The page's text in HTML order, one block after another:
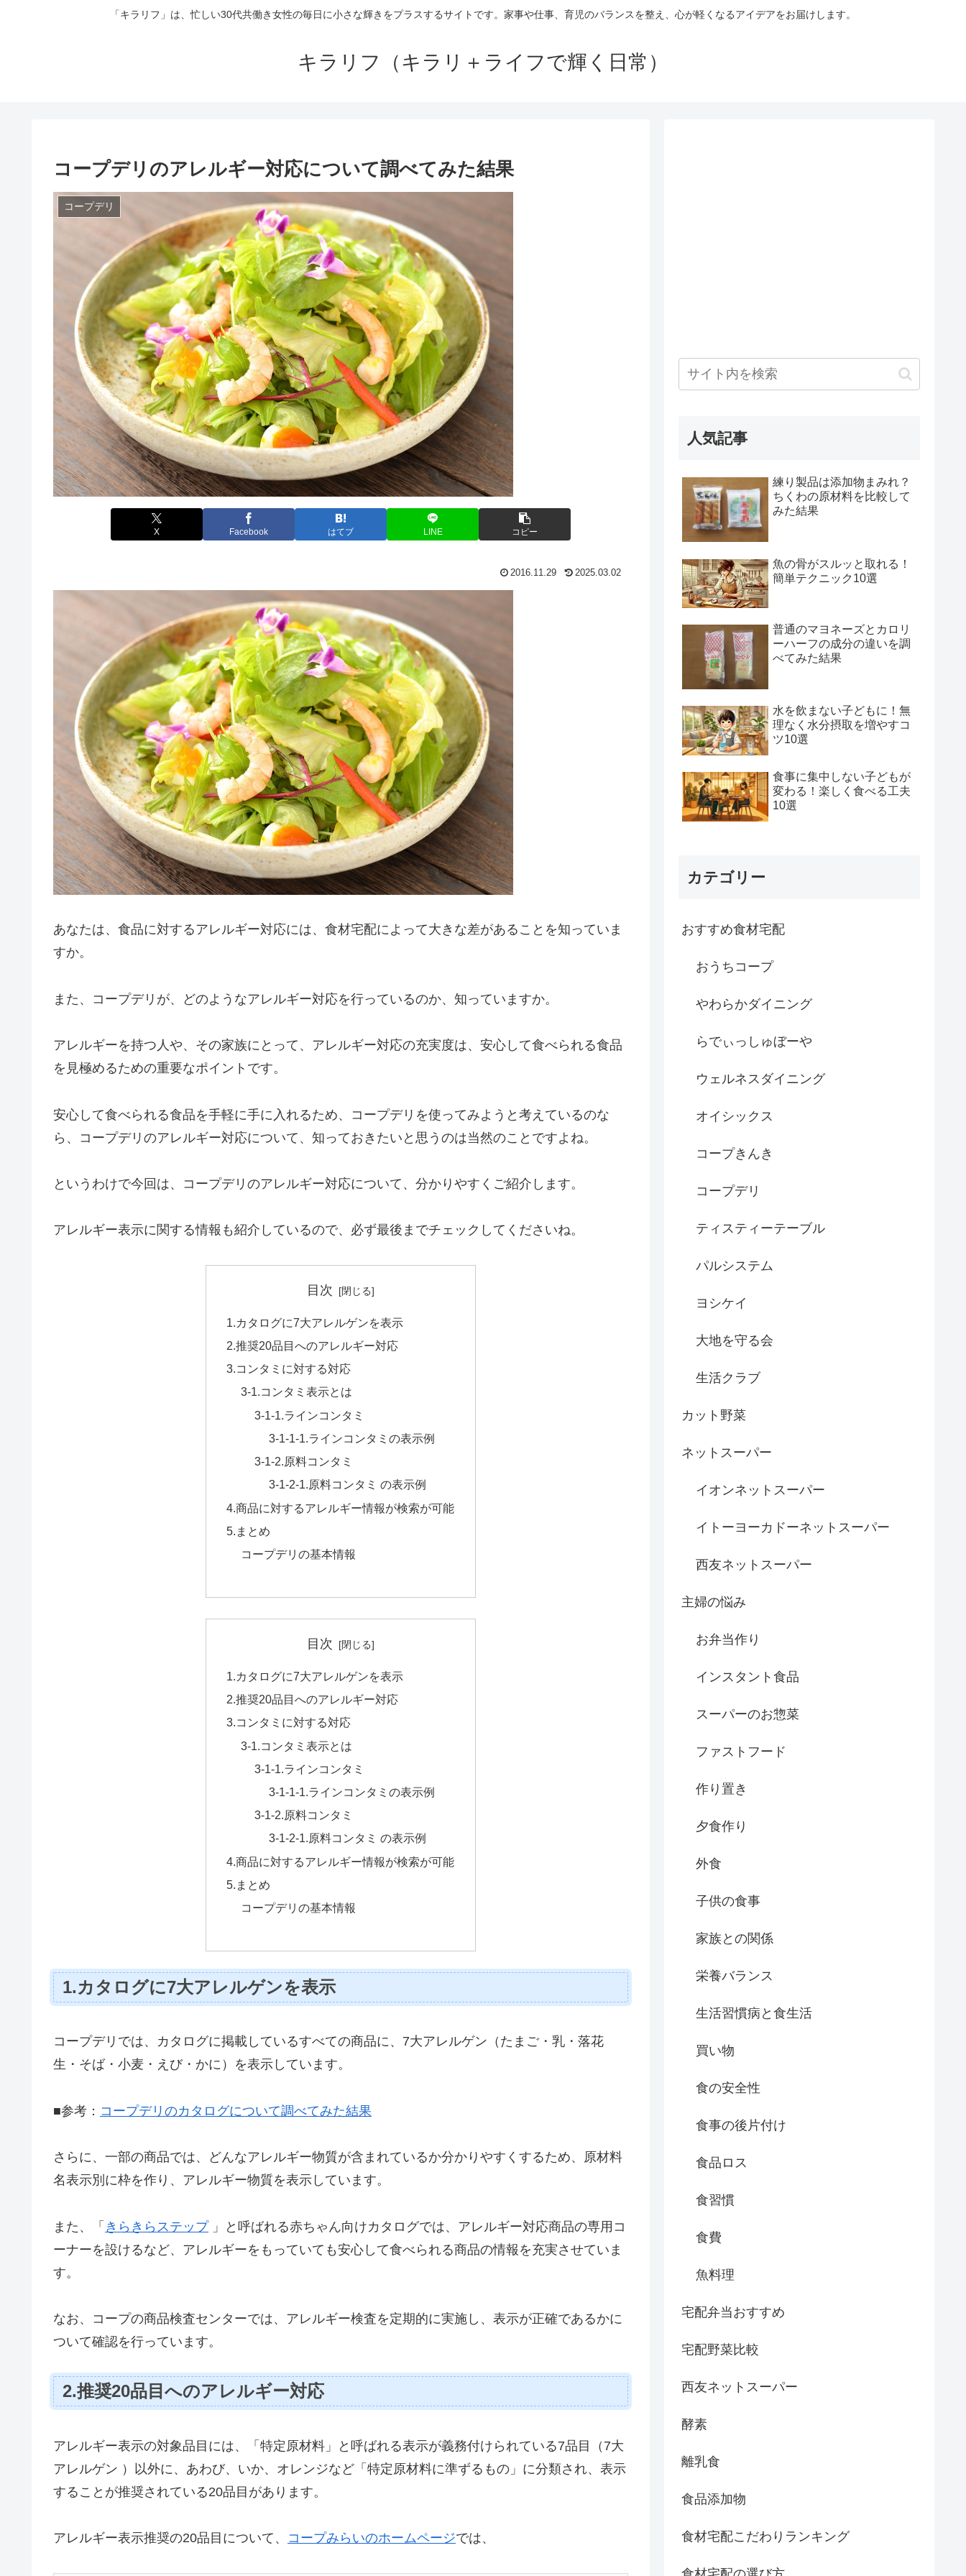
「キラリフ」は、忙しい30代共働き女性の毎日に小さな輝きをプラスするサイトです。家事や仕事、育児のバランスを整え、心が軽くなるアイデアをお届けします。
キラリフ（キラリ＋ライフで輝く日常）
コープデリのアレルギー対応について調べてみた結果
コープデリ
X Facebook はてブ LINE コピー
2016.11.29 2025.03.02
あなたは、食品に対するアレルギー対応には、食材宅配によって大きな差があることを知っていま
すか。
また、コープデリが、どのようなアレルギー対応を行っているのか、知っていますか。
アレルギーを持つ人や、その家族にとって、アレルギー対応の充実度は、安心して食べられる食品
を見極めるための重要なポイントです。
安心して食べられる食品を手軽に手に入れるため、コープデリを使ってみようと考えているのな
ら、コープデリのアレルギー対応について、知っておきたいと思うのは当然のことですよね。
というわけで今回は、コープデリのアレルギー対応について、分かりやすくご紹介します。
アレルギー表示に関する情報も紹介しているので、必ず最後までチェックしてくださいね。
目次
1.カタログに7大アレルゲンを表示
2.推奨20品目へのアレルギー対応
3.コンタミに対する対応
3-1.コンタミ表示とは
3-1-1.ラインコンタミ
3-1-1-1.ラインコンタミの表示例
3-1-2.原料コンタミ
3-1-2-1.原料コンタミ の表示例
4.商品に対するアレルギー情報が検索が可能
5.まとめ
コープデリの基本情報
目次
1.カタログに7大アレルゲンを表示
2.推奨20品目へのアレルギー対応
3.コンタミに対する対応
3-1.コンタミ表示とは
3-1-1.ラインコンタミ
3-1-1-1.ラインコンタミの表示例
3-1-2.原料コンタミ
3-1-2-1.原料コンタミ の表示例
4.商品に対するアレルギー情報が検索が可能
5.まとめ
コープデリの基本情報
1.カタログに7大アレルゲンを表示
コープデリでは、カタログに掲載しているすべての商品に、7大アレルゲン（たまご・乳・落花
生・そば・小麦・えび・かに）を表示しています。
■参考： コープデリのカタログについて調べてみた結果
さらに、一部の商品では、どんなアレルギー物質が含まれているか分かりやすくするため、原材料
名表示別に枠を作り、アレルギー物質を表示しています。
また、「 きらきらステップ」と呼ばれる赤ちゃん向けカタログでは、アレルギー対応商品の専用コ
ーナーを設けるなど、アレルギーをもっていても安心して食べられる商品の情報を充実させていま
す。
なお、コープの商品検査センターでは、アレルギー検査を定期的に実施し、表示が正確であるかに
ついて確認を行っています。
2.推奨20品目へのアレルギー対応
アレルギー表示の対象品目には、「特定原材料」と呼ばれる表示が義務付けられている7品目（7大
アレルゲン ）以外に、あわび、いか、オレンジなど「特定原材料に準ずるもの」に分類され、表示
することが推奨されている20品目があります。
アレルギー表示推奨の20品目について、 コープみらいのホームページでは、
人気記事
練り製品は添加物まみれ？
ちくわの原材料を比較して
みた結果
魚の骨がスルッと取れる！
簡単テクニック10選
普通のマヨネーズとカロリ
ーハーフの成分の違いを調
べてみた結果
水を飲まない子どもに！無
理なく水分摂取を増やすコ
ツ10選
食事に集中しない子どもが
変わる！楽しく食べる工夫
10選
カテゴリー
おすすめ食材宅配
おうちコープ
やわらかダイニング
らでぃっしゅぼーや
ウェルネスダイニング
オイシックス
コープきんき
コープデリ
ティスティーテーブル
パルシステム
ヨシケイ
大地を守る会
生活クラブ
カット野菜
ネットスーパー
イオンネットスーパー
イトーヨーカドーネットスーパー
西友ネットスーパー
主婦の悩み
お弁当作り
インスタント食品
スーパーのお惣菜
ファストフード
作り置き
夕食作り
外食
子供の食事
家族との関係
栄養バランス
生活習慣病と食生活
買い物
食の安全性
食事の後片付け
食品ロス
食習慣
食費
魚料理
宅配弁当おすすめ
宅配野菜比較
西友ネットスーパー
酵素
離乳食
食品添加物
食材宅配こだわりランキング